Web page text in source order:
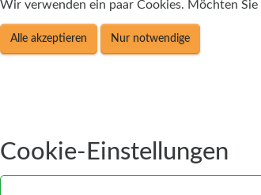
Wir verwenden ein paar Cookies. Möchten
Alle akzeptieren Nur notwendige
Cookie-Einstellungen